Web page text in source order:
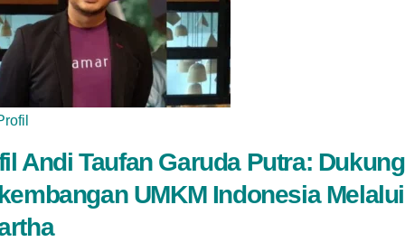
Andi Taufan Garuda Putra: Dukung
UMKM Indonesia Melalui